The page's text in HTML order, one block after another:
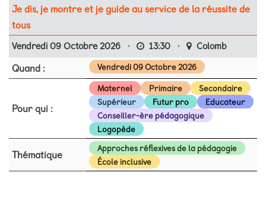
Je dis, je montre et je guide au service de la réussite de
tous
Vendredi 09 Octobre 2026 · 13:30 · Colomb
Quand : Vendredi 09 Octobre 2026
Pour qui :
Maternel Primaire
Secondaire
Supérieur
Futur pro
Educateur
Conseiller-ère pédagogique
Logopède
Thématique
Approches réflexives de la pédagogie
École inclusive